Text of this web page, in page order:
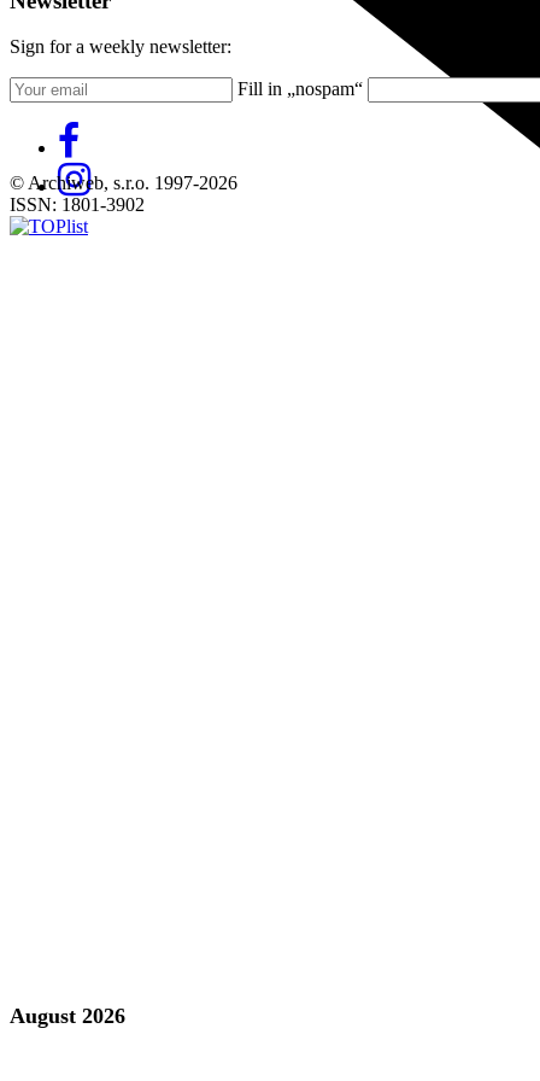
August 2026
Sign for a weekly newsletter:
Fill in „nospam“
© Archiweb, s.r.o. 1997-2026
ISSN: 1801-3902